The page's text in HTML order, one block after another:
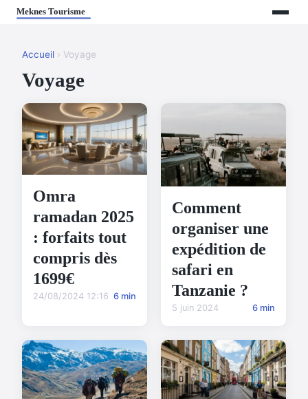
Accueil › Voyage
Voyage
Omra
ramadan 2025
: forfaits tout
compris dès
1699€
24/08/2024 12:16 6 min
Comment
organiser une
expédition de
safari en
Tanzanie ?
5 juin 2024 6 min